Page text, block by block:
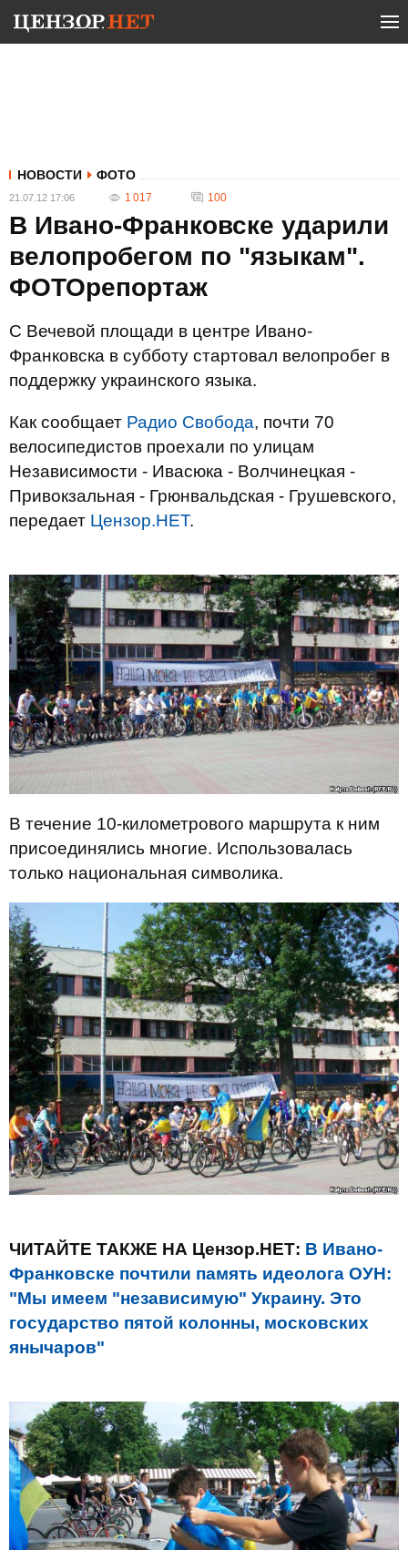
НОВОСТИ ФОТО
21.07.12 17:06 1 017 100
В Ивано-Франковске ударили
велопробегом по "языкам".
ФОТОрепортаж
С Вечевой площади в центре Ивано-
Франковска в субботу стартовал велопробег в
поддержку украинского языка.
Как сообщает Радио Свобода, почти 70
велосипедистов проехали по улицам
Независимости - Ивасюка - Волчинецкая -
Привокзальная - Грюнвальдская - Грушевского,
передает Цензор.НЕТ.
В течение 10-километрового маршрута к ним
присоединялись многие. Использовалась
только национальная символика.
ЧИТАЙТЕ ТАКЖЕ НА Цензор.НЕТ: В Ивано-
Франковске почтили память идеолога ОУН:
"Мы имеем "независимую" Украину. Это
государство пятой колонны, московских
янычаров"